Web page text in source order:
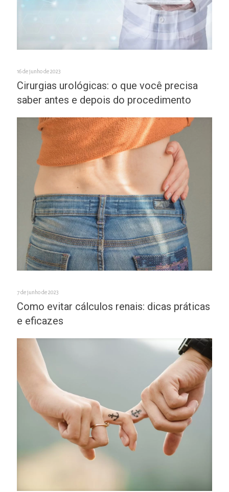
16 de junho de 2023
Cirurgias urológicas: o que você precisa
saber antes e depois do procedimento
7 de junho de 2023
Como evitar cálculos renais: dicas práticas
e eficazes